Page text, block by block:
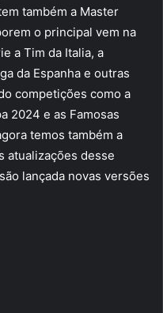
também a Master
o principal vem na
a Tim da Italia, a
da Espanha e outras
competições como a
2024 e as Famosas
temos também a
atualizações desse
lançada novas versões